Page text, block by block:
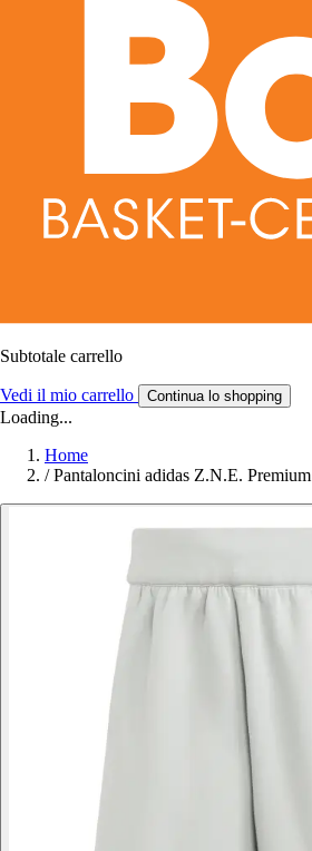
Subtotale carrello
Vedi il mio carrello Continua lo shopping
Loading...
Home
/ Pantaloncini adidas Z.N.E. Premium